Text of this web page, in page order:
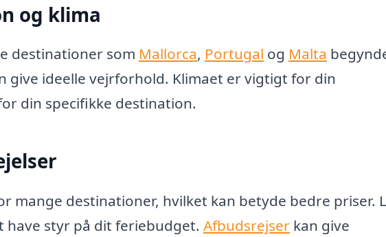
og klima
destinationer som Mallorca, Portugal og Malta
give ideelle vejrforhold. Klimaet er vigtigt for din
din specifikke destination.
mange destinationer, hvilket kan betyde bedre priser.
styr på dit feriebudget. Afbudsrejser kan give